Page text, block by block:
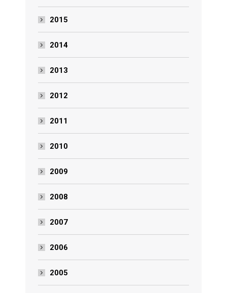
2015
2014
2013
2012
2011
2010
2009
2008
2007
2006
2005